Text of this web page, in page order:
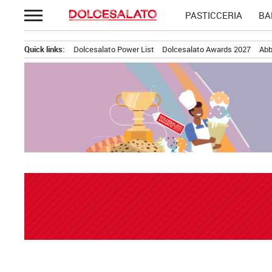
Passa
al
PASTICCERIA
Quick links: Dolcesalato Power List Dolcesalato Awards 2027